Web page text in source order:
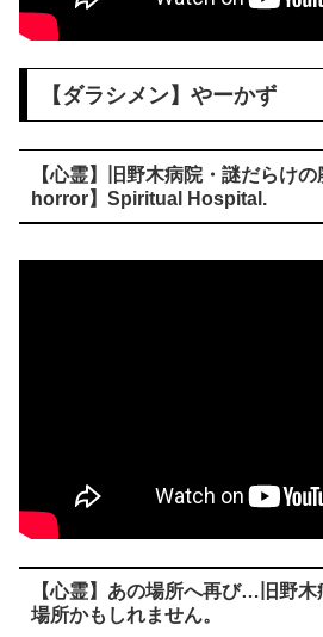
【ダラシメン】やーかず
【心霊】旧野木病院・謎だらけ
horror】Spiritual Hospital.
【心霊】あの場所へ再び…旧野
場所かもしれません。